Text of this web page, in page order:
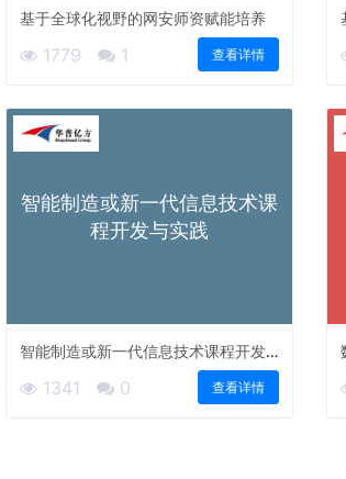
基于全球化视野的网安师资赋能培养
1779 1 查看详情
智能制造或新一代信息技术课
程开发与实践
智能制造或新一代信息技术课程开发
与实践
1341 0 查看详情